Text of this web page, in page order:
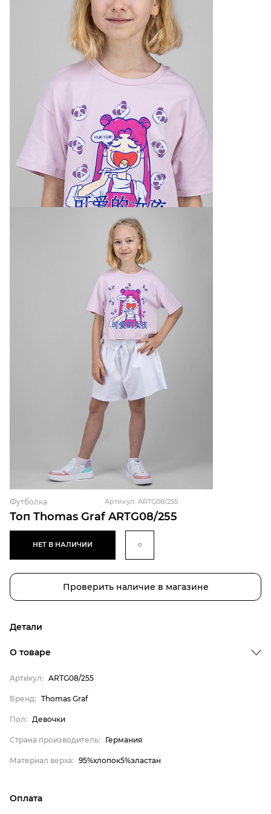
Топ Thomas Graf ARTG08/255
Футболка Артикул: ARTG08/255
НЕТ В НАЛИЧИИ
Проверить наличие в магазине
Детали
Thomas Graf
Девочки
О товаре
Артикул: ARTG08/255
Бренд: Thomas Graf
Пол: Девочки
Страна производитель: Германия
Материал верха: 95%хлопок5%эластан
Оплата